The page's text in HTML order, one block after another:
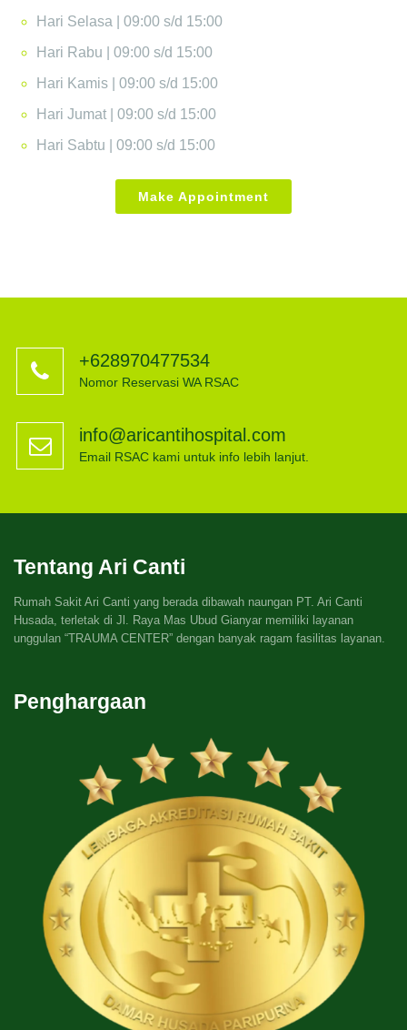
Hari Selasa | 09:00 s/d 15:00
Hari Rabu | 09:00 s/d 15:00
Hari Kamis | 09:00 s/d 15:00
Hari Jumat | 09:00 s/d 15:00
Hari Sabtu | 09:00 s/d 15:00
Make Appointment
+628970477534
Nomor Reservasi WA RSAC
info@aricantihospital.com
Email RSAC kami untuk info lebih lanjut.
Tentang Ari Canti
Rumah Sakit Ari Canti yang berada dibawah naungan PT. Ari Canti
Husada, terletak di Jl. Raya Mas Ubud Gianyar memiliki layanan
unggulan “TRAUMA CENTER” dengan banyak ragam fasilitas layanan.
Penghargaan